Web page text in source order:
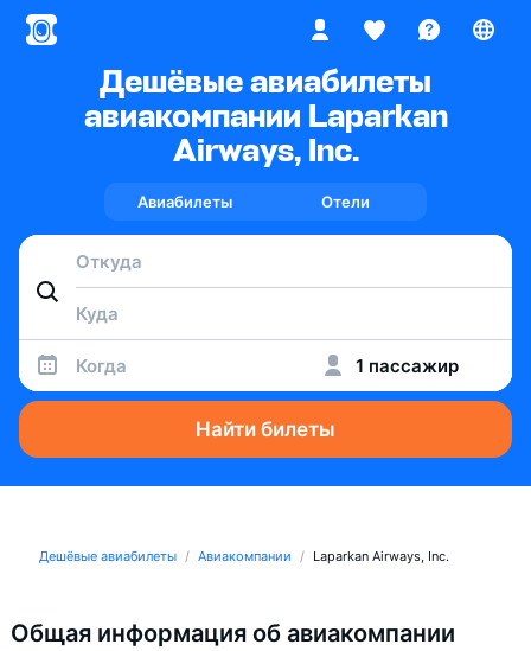
Дешёвые авиабилеты
авиакомпании Laparkan
Airways, Inc.
Авиабилеты Отели
Когда 1 пассажир
Найти билеты
Дешёвые авиабилеты Авиакомпании Laparkan Airways, Inc.
Общая информация об авиакомпании